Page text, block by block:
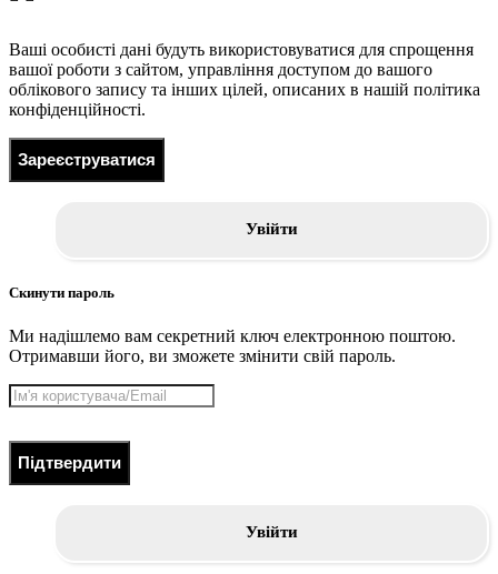
Ваші особисті дані будуть використовуватися для спрощення
вашої роботи з сайтом, управління доступом до вашого
облікового запису та інших цілей, описаних в нашій політика
конфіденційності.
Зареєструватися
Увійти
Скинути пароль
Ми надішлемо вам секретний ключ електронною поштою.
Отримавши його, ви зможете змінити свій пароль.
Підтвердити
Увійти